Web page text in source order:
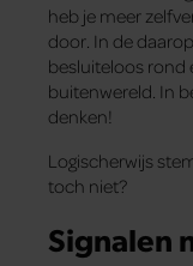
heb je meer
door. In de
besluiteloos rond
buitenwereld. In
denken!
Logischerwijs
toch niet?
Signalen